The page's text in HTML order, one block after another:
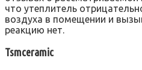
что утеплитель
воздуха в помещении и
реакцию нет.
Tsmceramic